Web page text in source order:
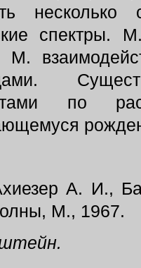
спектры.
М.
по
А. И.,
М., 1967.